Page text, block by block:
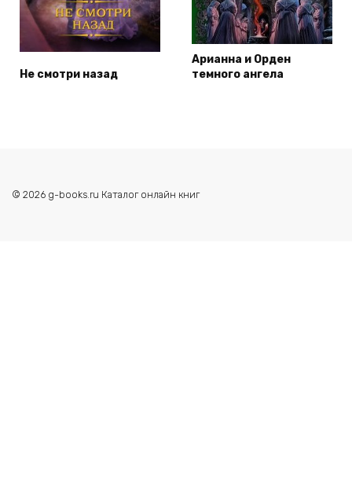
Не смотри назад
Арианна и Орден
темного ангела
© 2026 g-books.ru Каталог онлайн книг